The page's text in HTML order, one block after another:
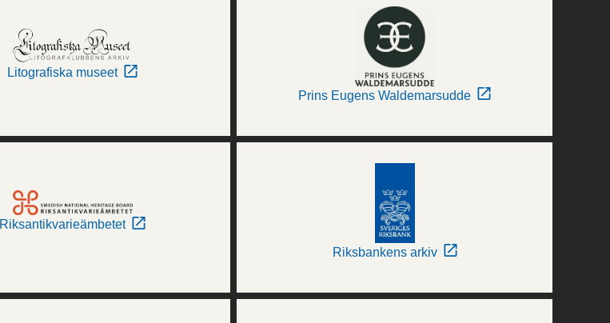
Litografiska museet
Prins Eugens Waldemarsudde
Riksantikvarieämbetet
Riksbankens arkiv